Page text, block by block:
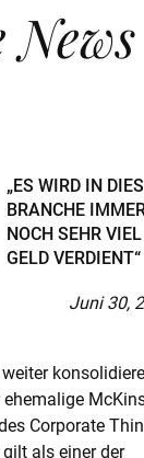
News
„ES WIRD IN
BRANCHE
NOCH SEHR VIEL
GELD VERDIENT“
Juni 30,
Corporate
als einer der